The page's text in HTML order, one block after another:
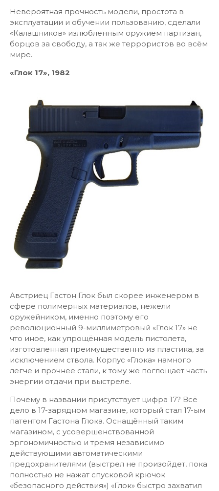
Невероятная прочность модели, простота в
эксплуатации и обучении пользованию, сделали
«Калашников» излюбленным оружием партизан,
борцов за свободу, а так же террористов во всём
мире.
«Глок 17», 1982
Австриец Гастон Глок был скорее инженером в
сфере полимерных материалов, нежели
оружейником, именно поэтому его
революционный 9-миллиметровый «Глок 17» не
что иное, как упрощённая модель пистолета,
изготовленная преимущественно из пластика, за
исключением ствола. Корпус «Глока» намного
легче и прочнее стали, к тому же поглощает часть
энергии отдачи при выстреле.
Почему в названии присутствует цифра 17? Всё
дело в 17-зарядном магазине, который стал 17-ым
патентом Гастона Глока. Оснащённый таким
магазином, с усовершенствованной
эргономичностью и тремя независимо
действующими автоматическими
предохранителями (выстрел не произойдет, пока
полностью не нажат спусковой крючок
«безопасного действия») «Глок» быстро захватил